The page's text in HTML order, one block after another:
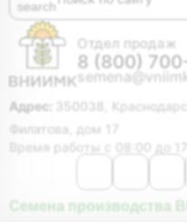
Отдел продаж
8 (800)
Адрес:
350038,
Филатова, дом 17
Время работы с 08:00 до
Семена производства